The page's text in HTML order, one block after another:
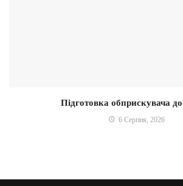
Підготовка обприскувача до
6 Серпня, 2026